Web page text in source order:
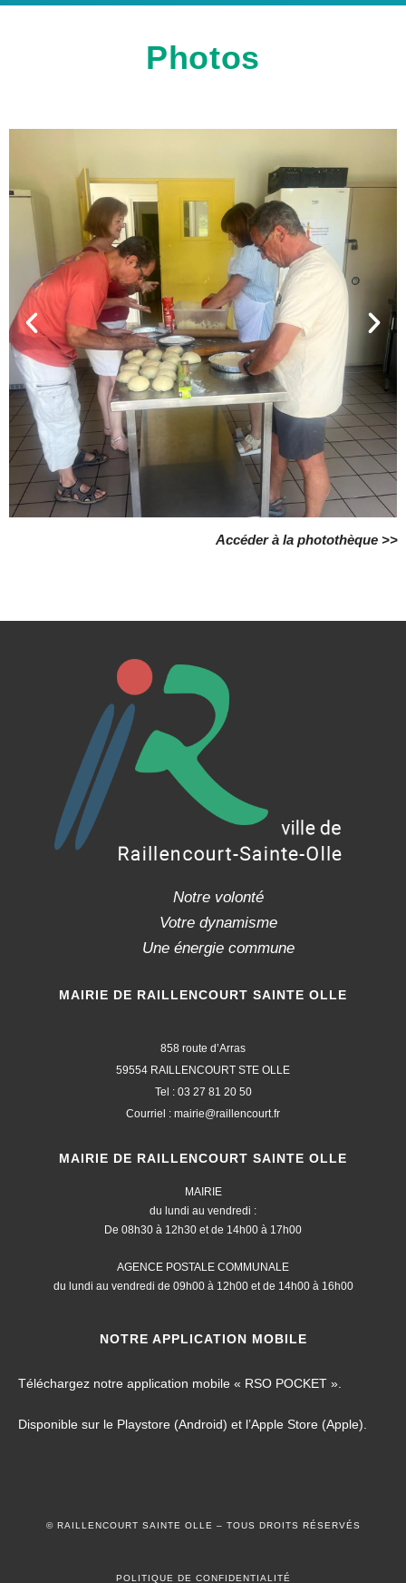
Photos
Accéder à la photothèque >>
Notre volonté
Votre dynamisme
Une énergie commune
MAIRIE DE RAILLENCOURT SAINTE OLLE
858 route d’Arras
59554 RAILLENCOURT STE OLLE
Tel : 03 27 81 20 50
Courriel : mairie@raillencourt.fr
MAIRIE DE RAILLENCOURT SAINTE OLLE
MAIRIE
du lundi au vendredi :
De 08h30 à 12h30 et de 14h00 à 17h00
AGENCE POSTALE COMMUNALE
du lundi au vendredi de 09h00 à 12h00 et de 14h00 à 16h00
NOTRE APPLICATION MOBILE
Téléchargez notre application mobile « RSO POCKET ».
Disponible sur le Playstore (Android) et l’Apple Store (Apple).
© RAILLENCOURT SAINTE OLLE – TOUS DROITS RÉSERVÉS
POLITIQUE DE CONFIDENTIALITÉ